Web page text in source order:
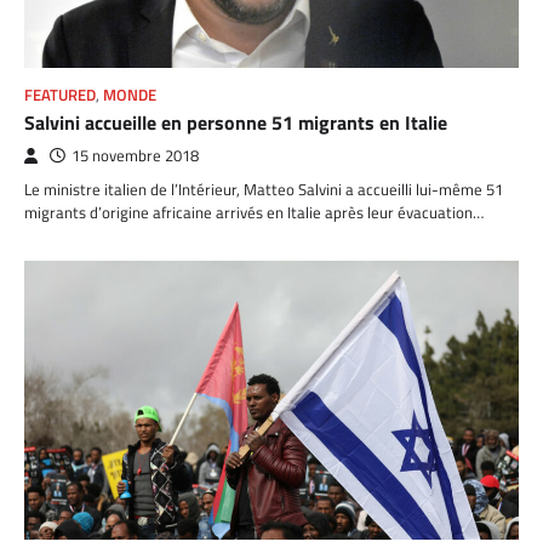
FEATURED, MONDE
Salvini accueille en personne 51 migrants en Italie
15 novembre 2018
Le ministre italien de l’Intérieur, Matteo Salvini a accueilli lui-même 51
migrants d’origine africaine arrivés en Italie après leur évacuation…